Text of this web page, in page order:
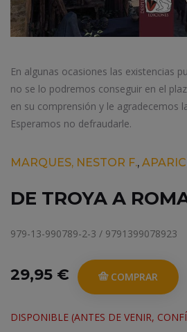
En algunas ocasiones las existencias
no se lo podremos conseguir en el
en su comprensión y le agradecemos
Esperamos no defraudarle.
MARQUES, NESTOR F.,
DE TROYA A
979-13-990789-2-3 / 9791399078923
29,95 € COMPRAR
DISPONIBLE (ANTES DE VENIR,